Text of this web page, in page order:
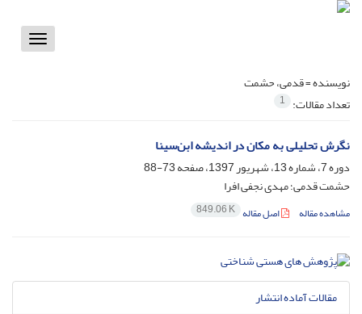
Toggle
نویسنده =قدمی، حشمت
تعداد مقالات: 1
نگرش تحلیلی به مکان در اندیشه ابن‌سینا
دوره 7، شماره 13، شهریور 1397، صفحه
73-88
حشمت قدمی؛ مهدی نجفی افرا
مشاهده مقاله اصل مقاله 849.06 K
مقالات آماده انتشار